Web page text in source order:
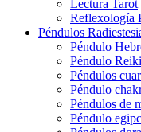
Lectura Tarot
Reflexología
Péndulos
Péndulo
Péndulo Reiki
Péndulos
Péndulo
Péndulos de
Péndulo